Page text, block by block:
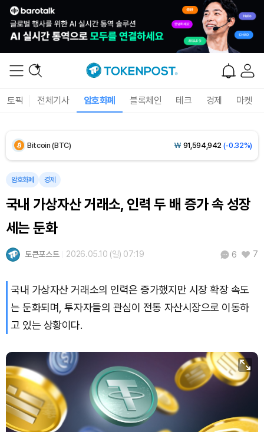
토픽 전체기사 암호화폐 블록체인 테크 경제 마켓
Solana (SOL) ₩ 103,448(-1.18%)
Bitcoin (BTC) ₩ 91,594,942 (-0.32%)
암호화폐 경제
국내 가상자산 거래소, 인력 두 배 증가 속 성장
세는 둔화
토큰포스트 2026.05.10 (일) 07:19 6 7
국내 가상자산 거래소의 인력은 증가했지만 시장 확장 속도
는 둔화되며, 투자자들의 관심이 전통 자산시장으로 이동하
고 있는 상황이다.